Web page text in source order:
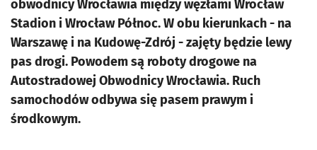
obwodnicy Wrocławia między węzłami Wrocław
Stadion i Wrocław Północ. W obu kierunkach - na
Warszawę i na Kudowę-Zdrój - zajęty będzie lewy
pas drogi. Powodem są roboty drogowe na
Autostradowej Obwodnicy Wrocławia. Ruch
samochodów odbywa się pasem prawym i
środkowym.